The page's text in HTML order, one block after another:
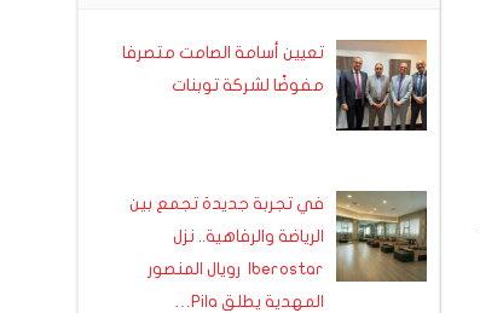
تعيين أسامة الصامت متصرفا
مفوضًا لشركة توبنات
في تجربة جديدة تجمع بين
الرياضة والرفاهية.. نزل
Iberostar رويال المنصور
المهدية يطلق Pila…